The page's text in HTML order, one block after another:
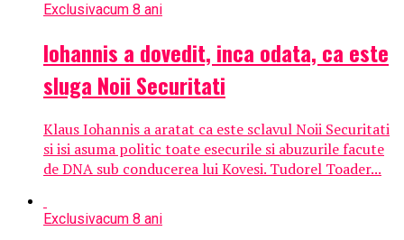
Exclusivacum 8 ani
Iohannis a dovedit, inca odata, ca este
sluga Noii Securitati
Klaus Iohannis a aratat ca este sclavul Noii Securitati
si isi asuma politic toate esecurile si abuzurile facute
de DNA sub conducerea lui Kovesi. Tudorel Toader...
Exclusivacum 8 ani